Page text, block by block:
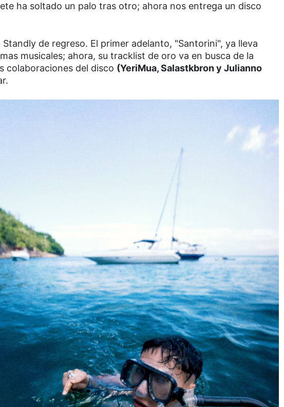
ha soltado un palo tras otro; ahora nos entrega un disco
Standly de regreso. El primer adelanto, "Santorini", ya lleva
musicales; ahora, su tracklist de oro va en busca de la
colaboraciones del disco (YeriMua, Salastkbron y Julianno